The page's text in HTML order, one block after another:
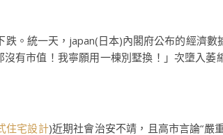
跌。統一天，japan(日本)內閣府公布的經濟
有市值！我寧願用一棟別墅換！」次墮入
住宅設計)近期社會治安不靖，且高市言論“嚴